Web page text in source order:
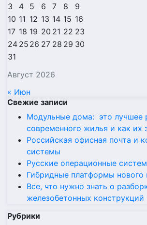
Август 2026
3
4 5 6 7 8
9
10 11 12 13 14 15 16
17 18 19 20 21 22 23
24 25 26 27 28 29 30
31
« Июн
Свежие записи
Модульные дома: это лучшее
современного жилья и как их
Российская офисная почта и
системы
Русские операционные
Гибридные платформы нового
Все, что нужно знать о
железобетонных конструкций
Рубрики